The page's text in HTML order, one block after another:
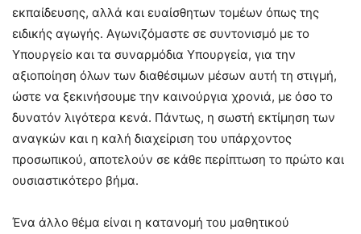
εκπαίδευσης, αλλά και ευαίσθητων τομέων όπως της
ειδικής αγωγής. Αγωνιζόμαστε σε συντονισμό με το
Υπουργείο και τα συναρμόδια Υπουργεία, για την
αξιοποίηση όλων των διαθέσιμων μέσων αυτή τη στιγμή,
ώστε να ξεκινήσουμε την καινούργια χρονιά, με όσο το
δυνατόν λιγότερα κενά. Πάντως, η σωστή εκτίμηση των
αναγκών και η καλή διαχείριση του υπάρχοντος
προσωπικού, αποτελούν σε κάθε περίπτωση το πρώτο και
ουσιαστικότερο βήμα.
Ένα άλλο θέμα είναι η κατανομή του μαθητικού